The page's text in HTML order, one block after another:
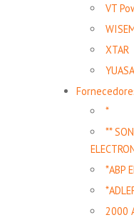
VT
XTAR
YUASA
*
**
*ABP
2000